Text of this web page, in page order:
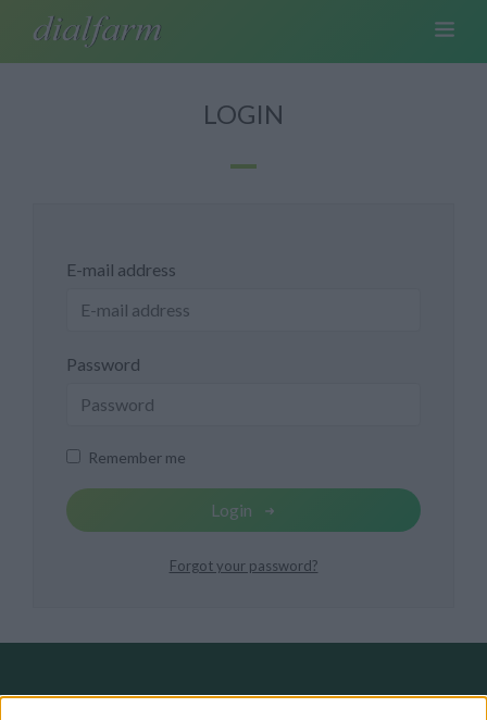
LOGIN
E-mail address
Password
Remember me
Login
Forgot your password?